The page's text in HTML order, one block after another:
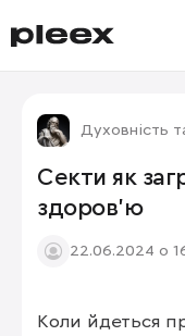
Духовність
Секти як
здоров'ю
22.06.2024 о
Коли йдеться